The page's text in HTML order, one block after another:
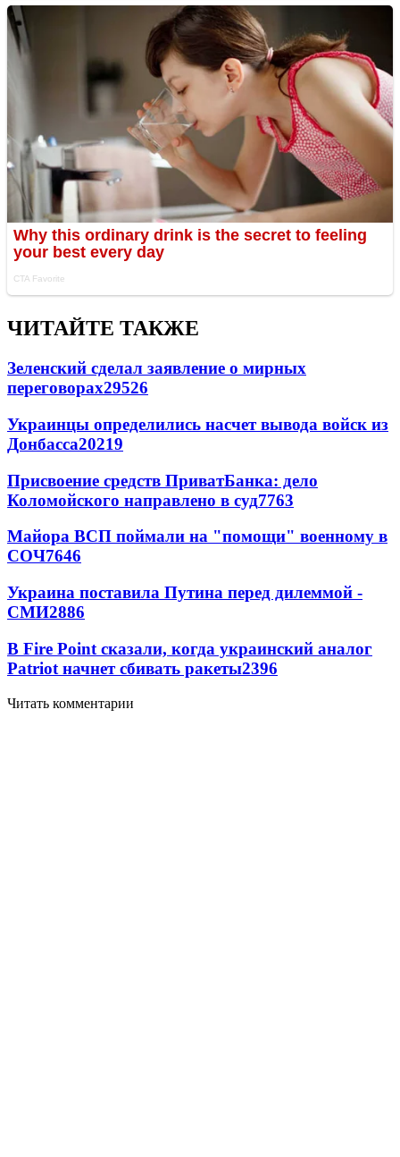
ЧИТАЙТЕ ТАКЖЕ
Зеленский сделал заявление о мирных
переговорах29526
Украинцы определились насчет вывода войск из
Донбасса20219
Присвоение средств ПриватБанка: дело
Коломойского направлено в суд7763
Майора ВСП поймали на "помощи" военному в
СОЧ7646
Украина поставила Путина перед дилеммой -
СМИ2886
В Fire Point сказали, когда украинский аналог
Patriot начнет сбивать ракеты2396
Читать комментарии